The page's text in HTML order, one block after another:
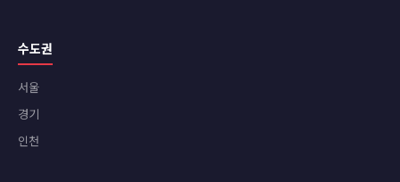
수도권
서울
경기
인천